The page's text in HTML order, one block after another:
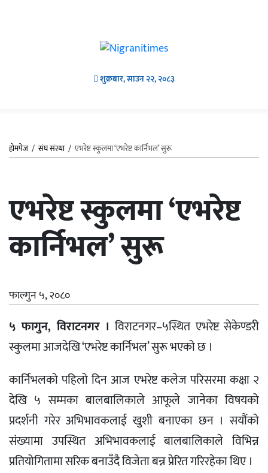
शुक्रबार, साउन २२, २०८३
होमपेज /संघ संस्था/ एभरेष्ट स्कुलमा ‘एभरेष्ट कार्निभल’ सुरू
एभरेष्ट स्कुलमा ‘एभरेष्ट
कार्निभल’ सुरू
फाल्गुन ५, २०८०
५ फागुन, विराटनगर । विराटनगर–५स्थित एभरेष्ट सेकेण्डरी
स्कुलमा आजदेखि ‘एभरेष्ट कार्निभल’ सुरू भएको छ ।
कार्निभलको पहिलो दिन आज एभरेष्ट कलेज परिसरमा कक्षा २
देखि ५ सम्मका बालबालिकाले आफूले जानेका विषयको
प्रदर्शनी गरेर अभिभावकलाई खुशी बनाएका छन । सयौंको
संख्यामा उपस्थित अभिभावकलाई बालबालिकाले विभिन्न
प्रतियोगितामा सरिक बनाउँदै विजेता बन्न प्रेरित गरिरहेका थिए ।